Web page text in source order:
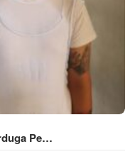
Pe…